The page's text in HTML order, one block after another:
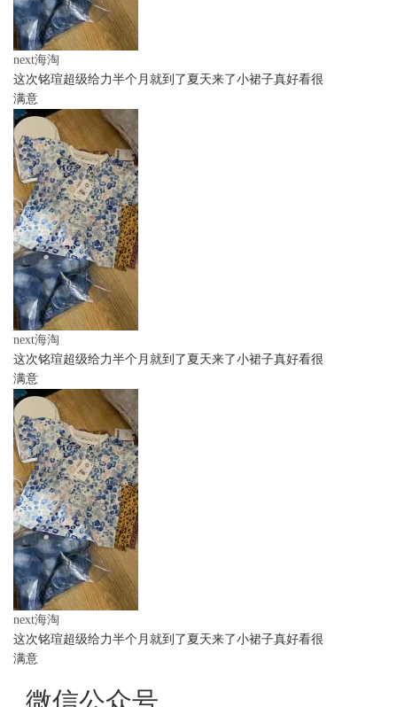
next海淘
这次铭瑄超级给力半个月就到了夏天来了小裙子真好看很
满意
next海淘
这次铭瑄超级给力半个月就到了夏天来了小裙子真好看很
满意
next海淘
这次铭瑄超级给力半个月就到了夏天来了小裙子真好看很
满意